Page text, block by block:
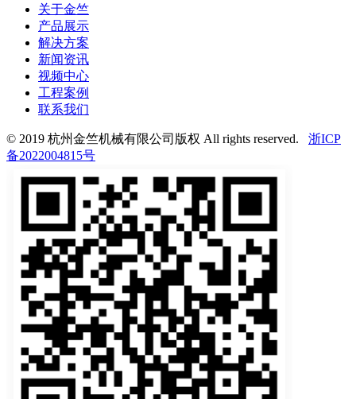
关于金竺
产品展示
解决方案
新闻资讯
视频中心
工程案例
联系我们
© 2019 杭州金竺机械有限公司版权 All rights reserved. 浙ICP
备2022004815号